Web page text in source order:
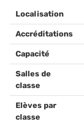
Localisation
Accréditations
Capacité
Salles de
classe
Elèves par
classe